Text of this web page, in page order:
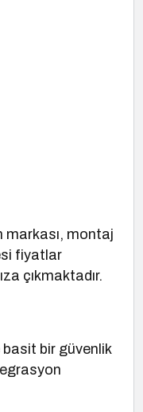
markası, montaj
fiyatlar
çıkmaktadır.
basit bir güvenlik